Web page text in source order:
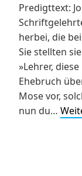
Predigttext:
herbei, die
Sie stellten
»Lehrer,
Ehebruch
Mose vor,
nun du…